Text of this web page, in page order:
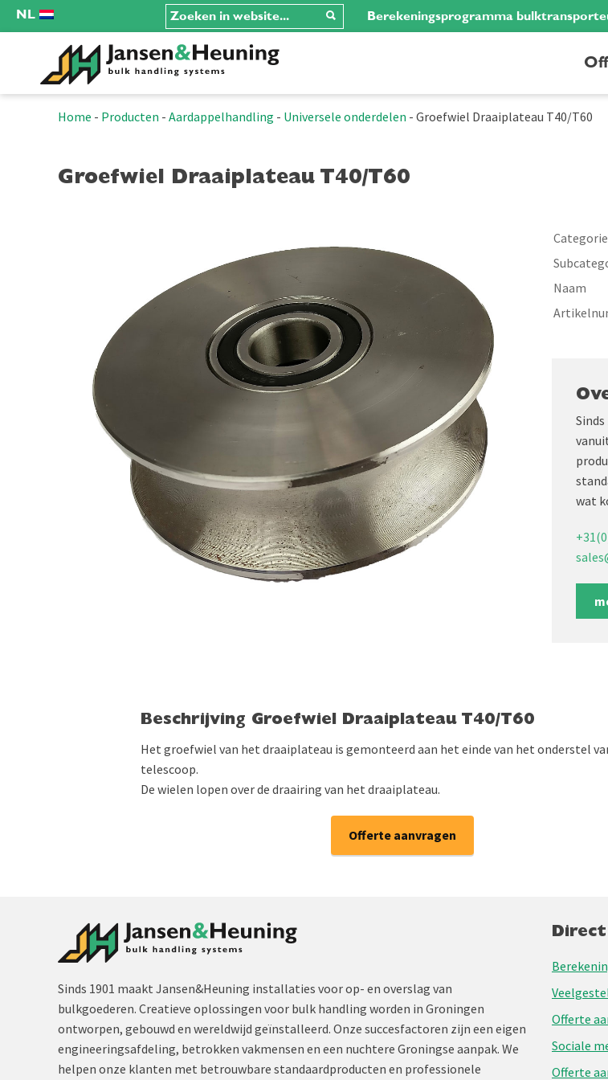
NL Berekeningsprogramma
Home - Producten - Aardappelhandling - Universele onderdelen - Groefwiel Draaiplateau T40/T60
Groefwiel Draaiplateau T40/T60
Categorie
Naam
wat
Beschrijving Groefwiel Draaiplateau T40/T60
Het groefwiel van het draaiplateau is gemonteerd aan het einde van het onderstel
telescoop.
De wielen lopen over de draairing van het draaiplateau.
Offerte aanvragen
Sinds 1901 maakt Jansen&Heuning installaties voor op- en overslag van
bulkgoederen. Creatieve oplossingen voor bulk handling worden in Groningen
ontworpen, gebouwd en wereldwijd geïnstalleerd. Onze succesfactoren zijn een eigen
engineeringsafdeling, betrokken vakmensen en een nuchtere Groningse aanpak. We
helpen onze klanten met betrouwbare standaardproducten en professionele
Offerte
Sociale
Offerte